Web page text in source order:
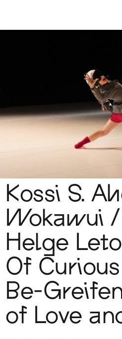
Kossi S.
Wokawui /
Helge
Of
Be-
of Love